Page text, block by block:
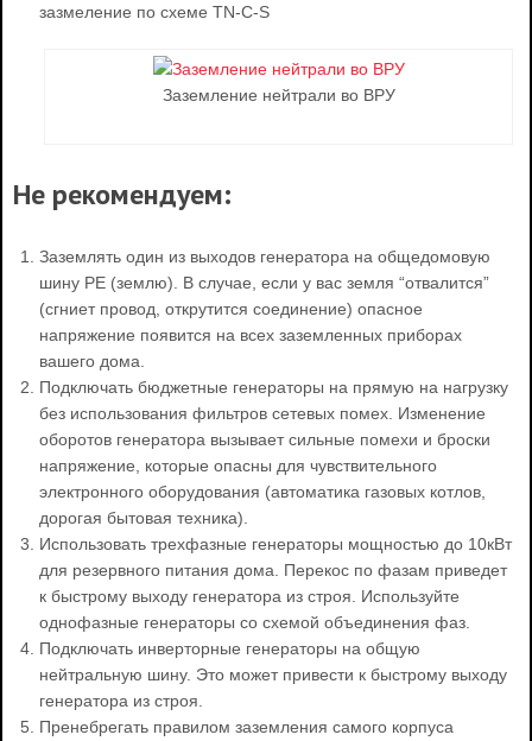
зазмеление по схеме TN-C-S
Заземление нейтрали во ВРУ
Не рекомендуем:
Заземлять один из выходов генератора на общедомовую
шину PE (землю). В случае, если у вас земля “отвалится”
(сгниет провод, открутится соединение) опасное
напряжение появится на всех заземленных приборах
вашего дома.
Подключать бюджетные генераторы на прямую на нагрузку
без использования фильтров сетевых помех. Изменение
оборотов генератора вызывает сильные помехи и броски
напряжение, которые опасны для чувствительного
электронного оборудования (автоматика газовых котлов,
дорогая бытовая техника).
Использовать трехфазные генераторы мощностью до 10кВт
для резервного питания дома. Перекос по фазам приведет
к быстрому выходу генератора из строя. Используйте
однофазные генераторы со схемой объединения фаз.
Подключать инверторные генераторы на общую
нейтральную шину. Это может привести к быстрому выходу
генератора из строя.
Пренебрегать правилом заземления самого корпуса